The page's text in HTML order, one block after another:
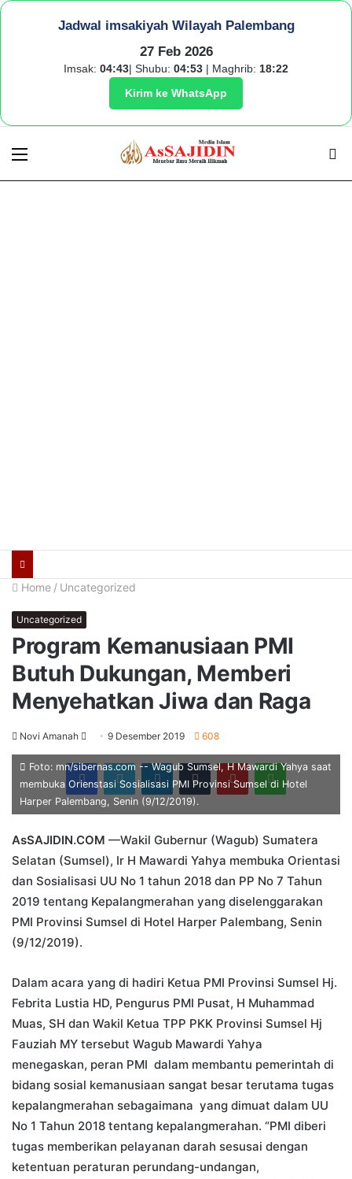
Jadwal imsakiyah Wilayah Palembang
27 Feb 2026
Imsak: 04:43| Shubu: 04:53 | Maghrib: 18:22
Kirim ke WhatsApp
Menu
Home / Uncategorized
Uncategorized
Program Kemanusiaan PMI
Butuh Dukungan, Memberi
Menyehatkan Jiwa dan Raga
Novi Amanah
Send
an
email
9 Desember 2019 608
FacebookTwitterLinkedInTumblrPinterestWhatsApp
Foto: mn/sibernas.com -- Wagub Sumsel, H Mawardi Yahya saat
membuka Orienstasi Sosialisasi PMI Provinsi Sumsel di Hotel
Harper Palembang, Senin (9/12/2019).
AsSAJIDIN.COM —Wakil Gubernur (Wagub) Sumatera
Selatan (Sumsel), Ir H Mawardi Yahya membuka Orientasi
dan Sosialisasi UU No 1 tahun 2018 dan PP No 7 Tahun
2019 tentang Kepalangmerahan yang diselenggarakan
PMI Provinsi Sumsel di Hotel Harper Palembang, Senin
(9/12/2019).
Dalam acara yang di hadiri Ketua PMI Provinsi Sumsel Hj.
Febrita Lustia HD, Pengurus PMI Pusat, H Muhammad
Muas, SH dan Wakil Ketua TPP PKK Provinsi Sumsel Hj
Fauziah MY tersebut Wagub Mawardi Yahya
menegaskan, peran PMI dalam membantu pemerintah di
bidang sosial kemanusiaan sangat besar terutama tugas
kepalangmerahan sebagaimana yang dimuat dalam UU
No 1 Tahun 2018 tentang kepalangmerahan. “PMI diberi
tugas memberikan pelayanan darah sesusai dengan
ketentuan peraturan perundang-undangan,